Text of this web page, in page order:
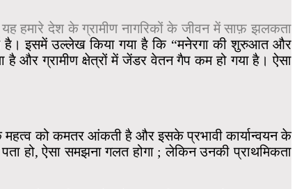
यह हमारे देश के ग्रामीण नागरिकों के जीवन में साफ़ झलकता
है। इसमें उल्लेख किया गया है कि “मनेरगा की शुरुआत और
और ग्रामीण क्षेत्रों में जेंडर वेतन गैप कम हो गया है। ऐसा
महत्व को कमतर आंकती है और इसके प्रभावी कार्यान्वयन के
हो, ऐसा समझना गलत होगा ; लेकिन उनकी प्राथमिकता